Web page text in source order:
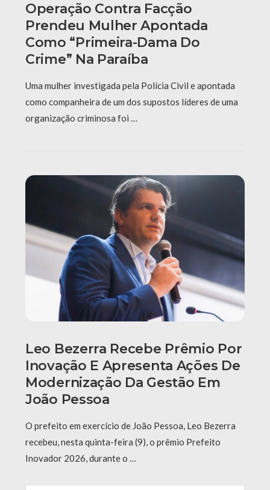
Operação Contra Facção
Prendeu Mulher Apontada
Como “primeira-Dama Do
Crime” Na Paraíba
Uma mulher investigada pela Polícia Civil e apontada
como companheira de um dos supostos líderes de uma
organização criminosa foi …
Leo Bezerra Recebe Prêmio Por
Inovação E Apresenta Ações De
Modernização Da Gestão Em
João Pessoa
O prefeito em exercício de João Pessoa, Leo Bezerra
recebeu, nesta quinta-feira (9), o prêmio Prefeito
Inovador 2026, durante o …